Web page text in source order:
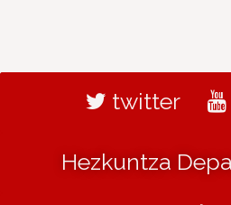
twitter
Hezkuntza